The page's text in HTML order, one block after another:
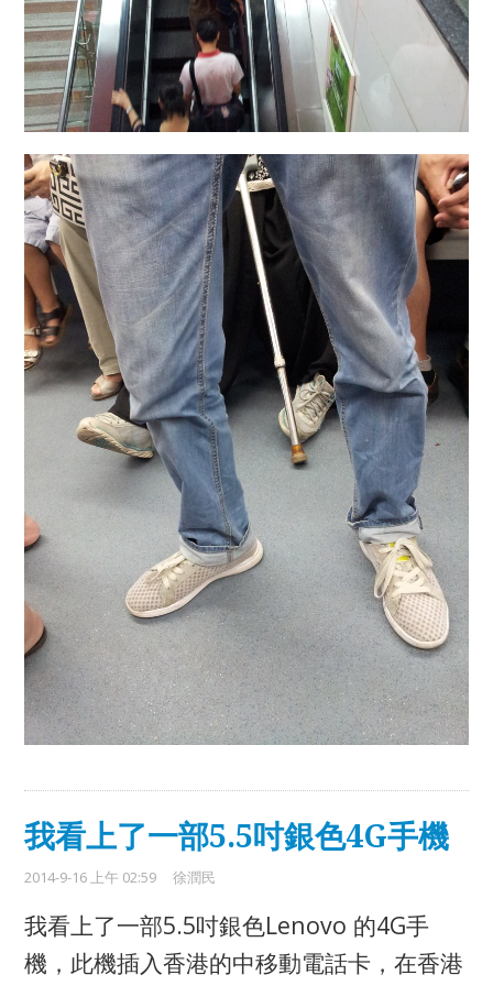
我看上了一部5.5吋銀色4G手機
2014-9-16 上午 02:59 徐潤民
我看上了一部5.5吋銀色Lenovo 的4G手
機，此機插入香港的中移動電話卡，在香港